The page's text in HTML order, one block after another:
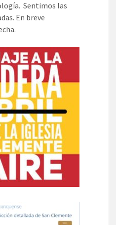
Sentimos las
En breve